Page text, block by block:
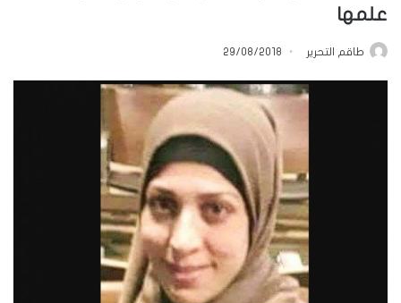
علمها
طاقم التحرير 29/08/2018